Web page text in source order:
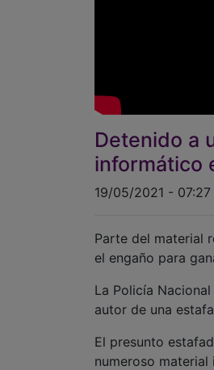
Detenido a
informático
19/05/2021 - 07:27
Parte del material
el engaño para
La Policía
autor de una
El presunto
numeroso